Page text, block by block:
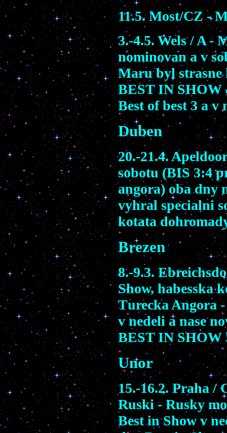
11.5. Most/CZ -
3.-4.5. Wels / A -
nominovan a v
Maru byl strasne
BEST IN
Best of best 3a v
Duben
20.-21.4.
sobotu(BIS 3:4
angora)oba dny
vyhral specialni
kotata
Brezen
8.-9.3.
Show,habesska
Turecka Angora
v nedeli a nase
BEST IN SHOW
Unor
15.-16.2. Praha/
Ruski - Rusky
Best in Showv